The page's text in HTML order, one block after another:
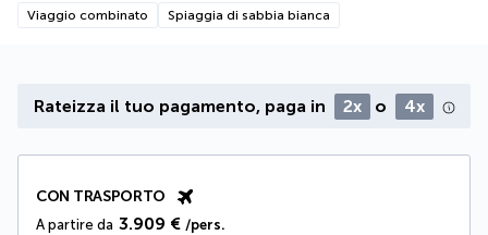
Viaggio combinato Spiaggia di sabbia bianca
Rateizza il tuo pagamento, paga in 2x o 4x
CON TRASPORTO
A partire da 3.909 € /pers.